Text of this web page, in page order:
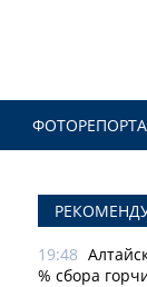
19:48
% сбора